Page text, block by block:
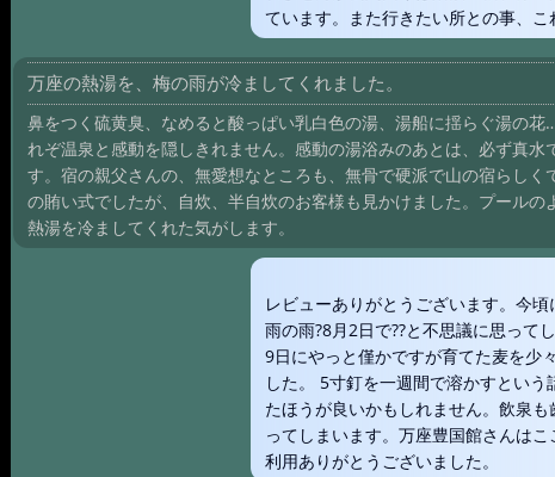
ています。また行きたい所との事、こ
万座の熱湯を、梅の雨が冷ましてくれました。
鼻をつく硫黄臭、なめると酸っぱい乳白色の湯、湯船に揺らぐ湯の
れぞ温泉と感動を隠しきれません。感動の湯浴みのあとは、必ず真
す。宿の親父さんの、無愛想なところも、無骨で硬派で山の宿らし
の賄い式でしたが、自炊、半自炊のお客様も見かけました。プールの
熱湯を冷ましてくれた気がします。
レビューありがとうございます。今
雨の雨?8月2日で??と不思議に思って
9日にやっと僅かですが育てた麦を少
した。 5寸釘を一週間で溶かすとい
たほうが良いかもしれません。飲泉
ってしまいます。万座豊国館さんは
利用ありがとうございました。